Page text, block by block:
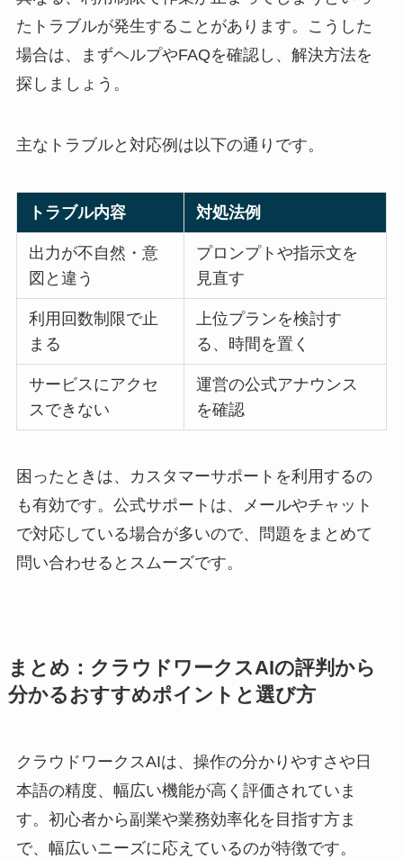
たトラブルが発生することがあります。こうした
場合は、まずヘルプやFAQを確認し、解決方法を
探しましょう。
主なトラブルと対応例は以下の通りです。
トラブル内容 対処法例
出力が不自然・意
図と違う
プロンプトや指示文を
見直す
利用回数制限で止
まる
上位プランを検討す
る、時間を置く
サービスにアクセ
スできない
運営の公式アナウンス
を確認
困ったときは、カスタマーサポートを利用するの
も有効です。公式サポートは、メールやチャット
で対応している場合が多いので、問題をまとめて
問い合わせるとスムーズです。
まとめ：クラウドワークスAIの評判から
分かるおすすめポイントと選び方
クラウドワークスAIは、操作の分かりやすさや日
本語の精度、幅広い機能が高く評価されていま
す。初心者から副業や業務効率化を目指す方ま
で、幅広いニーズに応えているのが特徴です。